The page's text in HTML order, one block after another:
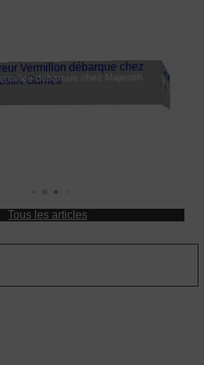
Paris est Ludique 2026 : on vous y
Tous les articles